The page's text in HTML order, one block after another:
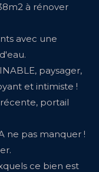
à rénover
avec une
paysager,
et intimiste !
portail
ne pas manquer !
ce bien est